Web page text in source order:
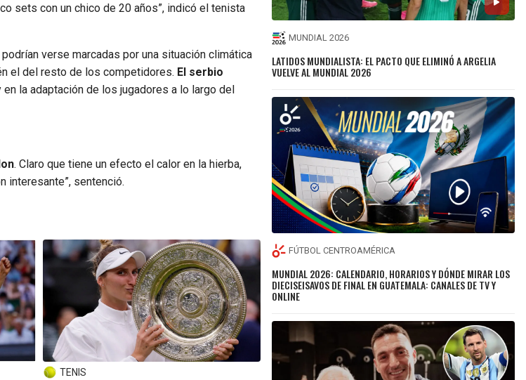
sets con un chico de 20 años”, indicó el tenista
podrían verse marcadas por una situación climática
el del resto de los competidores. El serbio
en la adaptación de los jugadores a lo largo del
. Claro que tiene un efecto el calor en la hierba,
interesante”, sentenció.
TENIS
MUNDIAL 2026
LATIDOS MUNDIALISTA: EL PACTO QUE ELIMINÓ A ARGELIA
VUELVE AL MUNDIAL 2026
FÚTBOL CENTROAMÉRICA
MUNDIAL 2026: CALENDARIO, HORARIOS Y DÓNDE MIRAR LOS
DIECISEISAVOS DE FINAL EN GUATEMALA: CANALES DE TV Y
ONLINE